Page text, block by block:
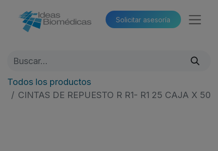
Solicitar asesoría​​
Todos los productos
CINTAS DE REPUESTO R R1- R1 25 CAJA X 50